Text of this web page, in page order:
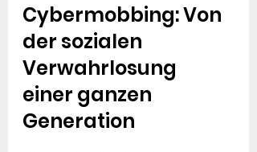
Cybermobbing: Von
der sozialen
Verwahrlosung
einer ganzen
Generation